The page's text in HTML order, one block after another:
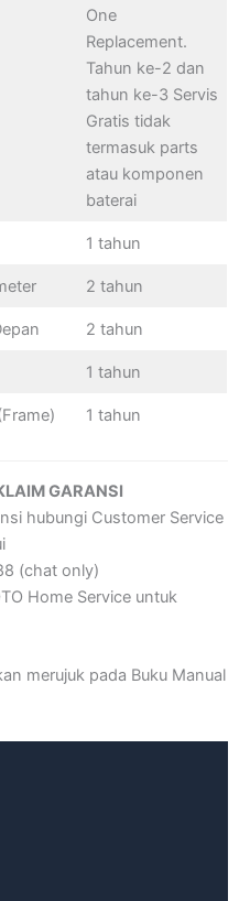
One
Replacement.
Tahun ke-2 dan
tahun ke-3 Servis
Gratis tidak
termasuk parts
atau komponen
baterai
1 tahun
2 tahun
2 tahun
1 tahun
1 tahun
GARANSI
hubungi Customer Service
(chat only)
Home Service untuk
merujuk pada Buku Manual